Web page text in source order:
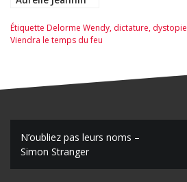
Étiquette Delorme Wendy, dictature, dystopie
Viendra le temps du feu
N
a
N’oubliez pas leurs noms –
Simon Stranger